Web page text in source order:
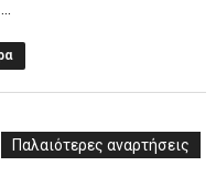
Παλαιότερες αναρτήσεις